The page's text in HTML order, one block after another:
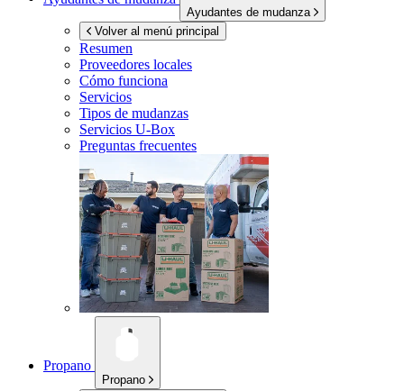
Ayudantes de mudanza
Volver al menú principal
Resumen
Proveedores locales
Cómo funciona
Servicios
Tipos de mudanzas
Servicios U-Box
Preguntas frecuentes
Propano
Propano